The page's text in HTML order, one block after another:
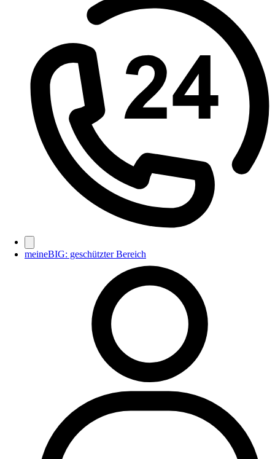
meineBIG: geschützter Bereich